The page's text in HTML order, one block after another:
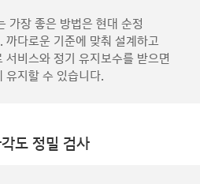
가장 좋은 방법은 현대 순정
까다로운 기준에 맞춰 설계하고
비스와 정기 유지보수를 받으면
유지할 수 있습니다.
도 정밀 검사